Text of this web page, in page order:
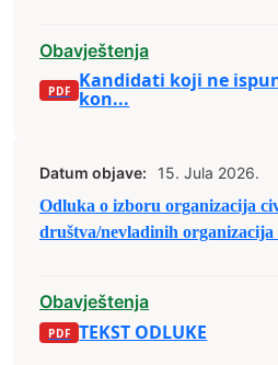
Obavještenja
Kandidati koji ne
kon...
Datum objave:
15. Jula 2026.
Odluka o izboru organizacija
društva/nevladinih
područja Grada Zenica za
projekata u sklopu raspodjele
Obavještenja
TEKST ODLUKE